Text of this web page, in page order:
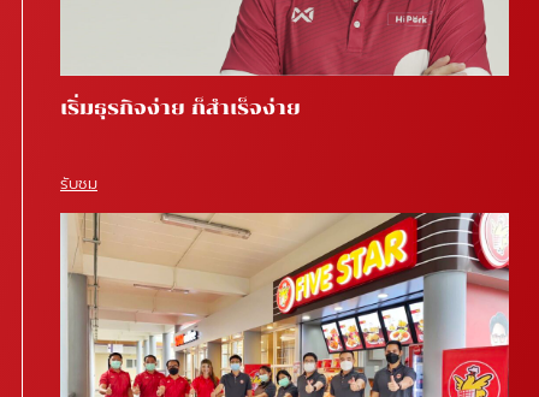
เริ่มธุรกิจง่าย ก็สำเร็จง่าย
รับชม